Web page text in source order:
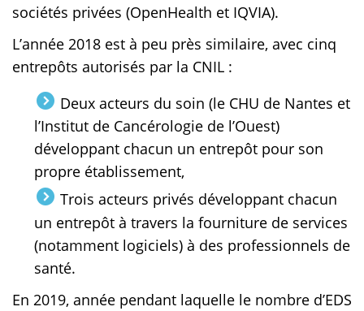
sociétés privées (OpenHealth et IQVIA).
L’année 2018 est à peu près similaire, avec cinq
entrepôts autorisés par la CNIL :
Deux acteurs du soin (le CHU de Nantes et
l’Institut de Cancérologie de l’Ouest)
développant chacun un entrepôt pour son
propre établissement,
Trois acteurs privés développant chacun
un entrepôt à travers la fourniture de services
(notamment logiciels) à des professionnels de
santé.
En 2019, année pendant laquelle le nombre d’EDS